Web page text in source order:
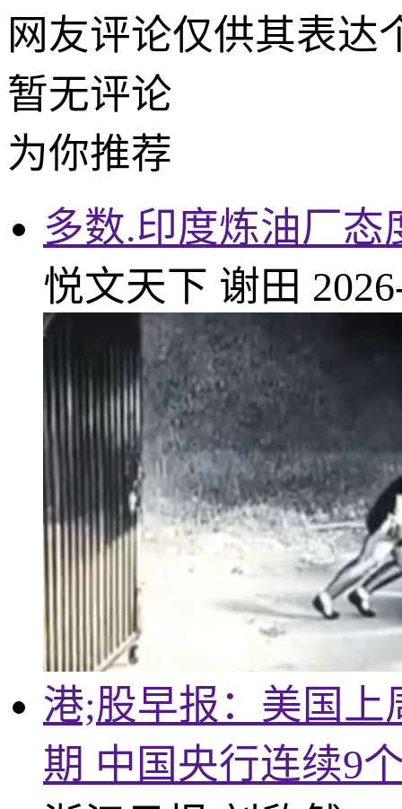
网友评论仅供其表达
暂无评论
为你推荐
多数.印度炼油厂态
悦文天下 谢田
港;股早报：美国上
期 中国央行连续9